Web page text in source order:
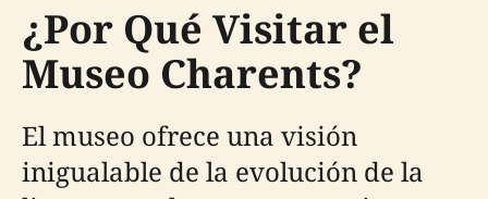
¿Por Qué Visitar el
Museo Charents?
El museo ofrece una visión
inigualable de la evolución de la